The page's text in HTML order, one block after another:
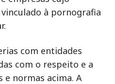
à pornografia
com entidades
com o respeito e a
normas acima. A